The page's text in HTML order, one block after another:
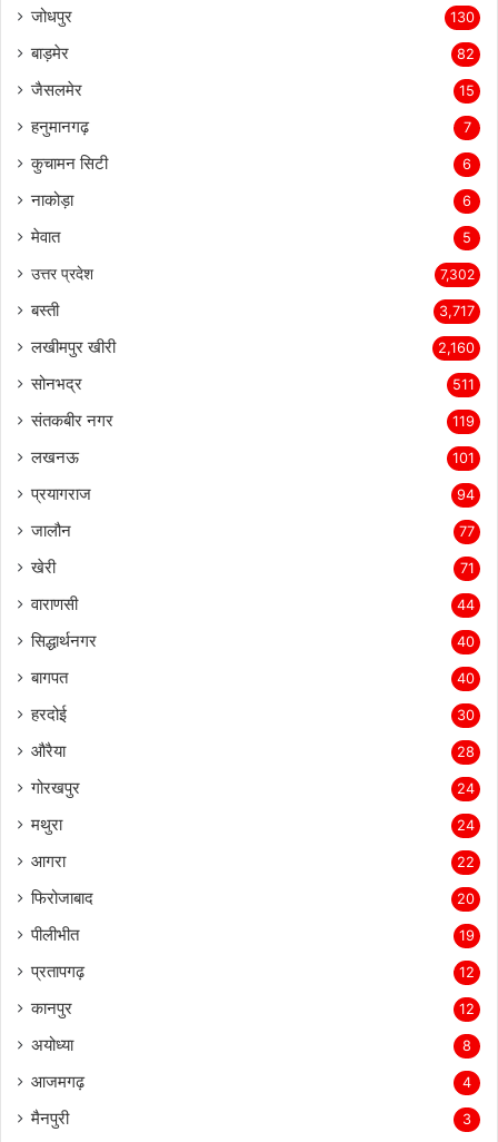
जोधपुर 130
बाड़मेर 82
जैसलमेर 15
हनुमानगढ़ 7
कुचामन सिटी 6
नाकोड़ा 6
मेवात 5
उत्तर प्रदेश 7,302
बस्ती 3,717
लखीमपुर खीरी 2,160
सोनभद्र 511
संतकबीर नगर 119
लखनऊ 101
प्रयागराज 94
जालौन 77
खेरी 71
वाराणसी 44
सिद्धार्थनगर 40
बागपत 40
हरदोई 30
औरैया 28
गोरखपुर 24
मथुरा 24
आगरा 22
फिरोजाबाद 20
पीलीभीत 19
प्रतापगढ़ 12
कानपुर 12
अयोध्या 8
आजमगढ़ 4
मैनपुरी 3